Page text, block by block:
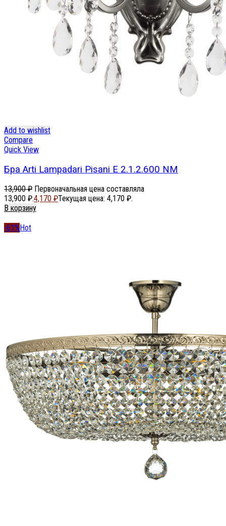
Add to wishlist
Compare
Quick View
Бра Arti Lampadari Pisani E 2.1.2.600 NM
13,900₽ Первоначальная цена составляла
13,900 ₽.4,170 ₽Текущая цена: 4,170 ₽.
В корзину
-61% Hot